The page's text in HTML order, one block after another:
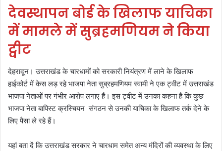
देवस्थापन बोर्ड के खिलाफ याचिका
में मामले में सुब्रहमणियम ने किया
ट्वीट
देहरादून। उत्तराखंड के चारधामों को सरकारी नियंत्रण में लाने के खिलाफ
हाईकोर्ट में केस लड़ रहे भाजपा नेता सुब्रहमणियम स्वामी ने एक ट्वीट में उत्तराखंड
भाजपा नेताओं पर गंभीर आरोप लगाए हैं। इस ट्वीट में उनका कहना है कि कुछ
भाजपा नेता बापिस्ट क्रस्चियन संगठन से उनकी याचिका के खिलाफ तर्क देने के
लिए पैसा ले रहे हैं।
यहां बता दें कि उत्तराखंड सरकार ने चारधाम समेत अन्य मंदिरों की व्यवस्था के लिए